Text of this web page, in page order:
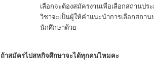
เลือกจะต้องสมัครงานเพื่อเลือกสถานป
วิชาจะเป็นผู้ให้คำแนะนำการเลือกสถา
นักศึกษาด้วย
ถ้าสมัครไปสหกิจศึกษาจะได้ทุกคนไหมคะ